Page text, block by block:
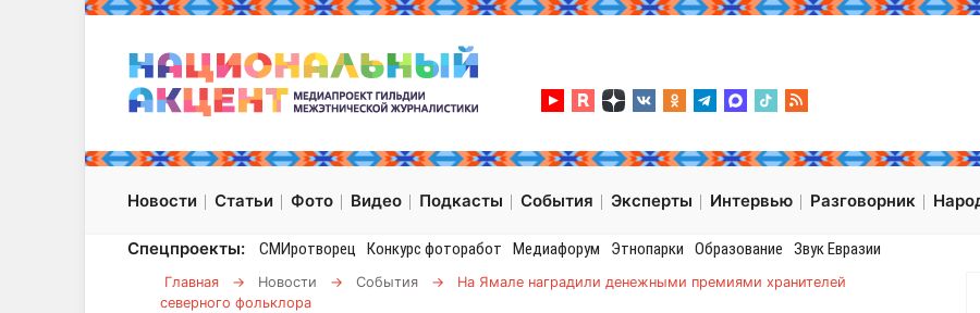
Новости Статьи Фото Видео Подкасты События Эксперты Интервью Разговорник
Спецпроекты: СМИротворец Конкурс фоторабот Медиафорум Этнопарки Образование Звук Евразии
Главная → Новости → События →
На Ямале наградили денежными премиями хранителей
северного фольклора